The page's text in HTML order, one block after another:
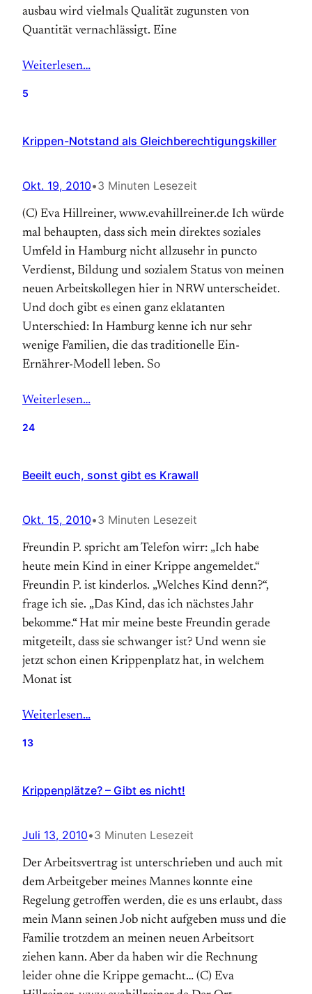
ausbau wird vielmals Qualität zugunsten von
Quantität vernachlässigt. Eine
Weiterlesen…
5
Krippen-Notstand als Gleichberechtigungskiller
Okt. 19, 2010•3 Minuten Lesezeit
(C) Eva Hillreiner, www.evahillreiner.de Ich würde
mal behaupten, dass sich mein direktes soziales
Umfeld in Hamburg nicht allzusehr in puncto
Verdienst, Bildung und sozialem Status von meinen
neuen Arbeitskollegen hier in NRW unterscheidet.
Und doch gibt es einen ganz eklatanten
Unterschied: In Hamburg kenne ich nur sehr
wenige Familien, die das traditionelle Ein-
Ernährer-Modell leben. So
Weiterlesen…
24
Beeilt euch, sonst gibt es Krawall
Okt. 15, 2010•3 Minuten Lesezeit
Freundin P. spricht am Telefon wirr: „Ich habe
heute mein Kind in einer Krippe angemeldet.“
Freundin P. ist kinderlos. „Welches Kind denn?“,
frage ich sie. „Das Kind, das ich nächstes Jahr
bekomme.“ Hat mir meine beste Freundin gerade
mitgeteilt, dass sie schwanger ist? Und wenn sie
jetzt schon einen Krippenplatz hat, in welchem
Monat ist
Weiterlesen…
13
Krippenplätze? – Gibt es nicht!
Juli 13, 2010•3 Minuten Lesezeit
Der Arbeitsvertrag ist unterschrieben und auch mit
dem Arbeitgeber meines Mannes konnte eine
Regelung getroffen werden, die es uns erlaubt, dass
mein Mann seinen Job nicht aufgeben muss und die
Familie trotzdem an meinen neuen Arbeitsort
ziehen kann. Aber da haben wir die Rechnung
leider ohne die Krippe gemacht… (C) Eva